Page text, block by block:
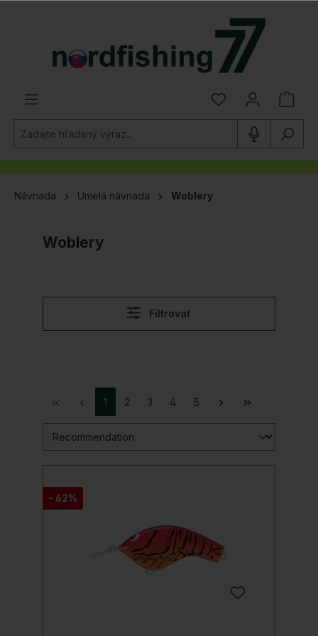
Návnada Umelá návnada Woblery
Woblery
Filtrovať
1 2 3 4 5
- 62%